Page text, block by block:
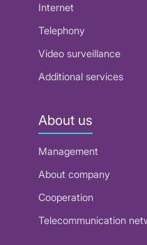
Internet
Telephony
Video surveillance
Additional services
About us
Management
About company
Cooperation
Telecommunication